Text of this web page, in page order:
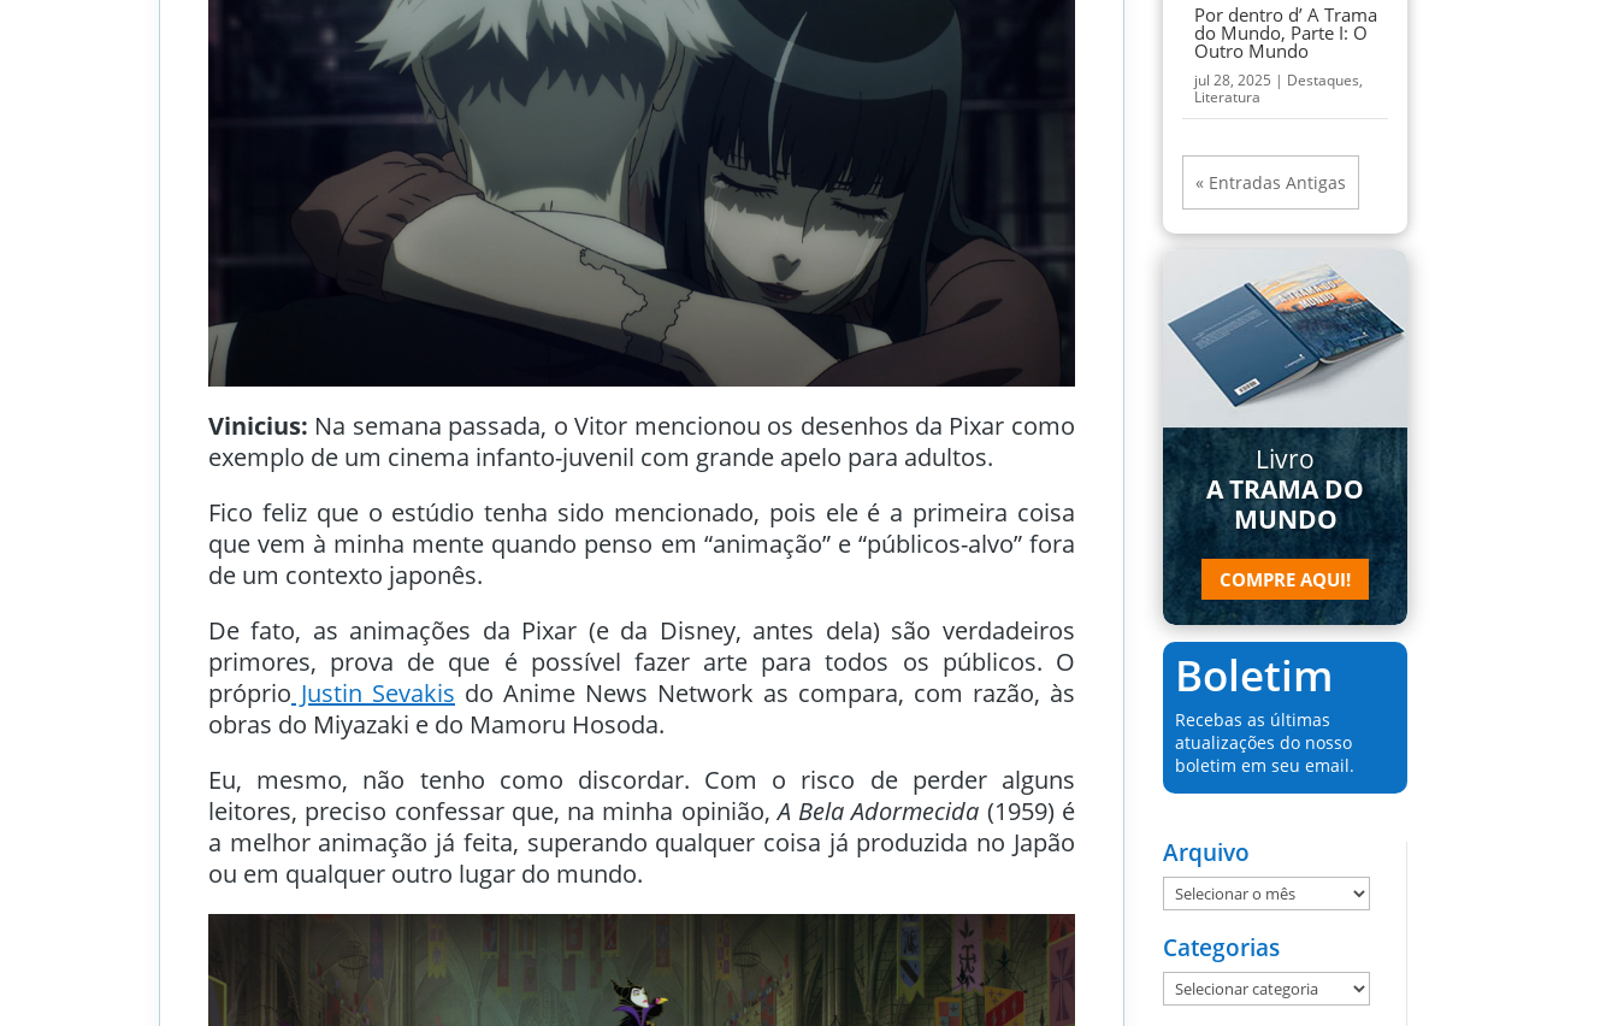
Vinicius: Na semana passada, o Vitor mencionou os desenhos da Pixar como
exemplo de um cinema infanto-juvenil com grande apelo para adultos.
Fico feliz que o estúdio tenha sido mencionado, pois ele é a primeira coisa
que vem à minha mente quando penso em “animação” e “públicos-alvo” fora
de um contexto japonês.
De fato, as animações da Pixar (e da Disney, antes dela) são verdadeiros
primores, prova de que é possível fazer arte para todos os públicos. O
próprio Justin Sevakis do Anime News Network as compara, com razão, às
obras do Miyazaki e do Mamoru Hosoda.
Eu, mesmo, não tenho como discordar. Com o risco de perder alguns
leitores, preciso confessar que, na minha opinião,A Bela Adormecida (1959) é
a melhor animação já feita, superando qualquer coisa já produzida no Japão
ou em qualquer outro lugar do mundo.
Por dentro d’ A Trama
do Mundo, Parte I: O
Outro Mundo
jul 28, 2025 | Destaques,
Literatura
« Entradas Antigas
Livro
A TRAMA DO
MUNDO
COMPRE AQUI!
Boletim
Recebas as últimas
atualizações do nosso
boletim em seu email.
Arquivo
Arquivo
Categorias
Categorias